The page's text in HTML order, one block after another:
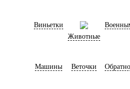
Виньетки
Животные
Машины Веточки